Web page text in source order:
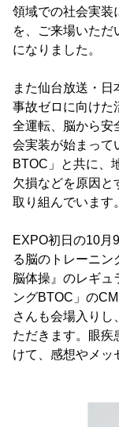
領域での社会実装
を、ご来場いただ
になりました。
また仙台放送・
事故ゼロに向けた
全運転、脳から安
会実装が始まって
BTOC」と共に、
欠損などを原因と
取り組んでいます。
EXPO初日の10月
る脳のトレーニン
脳体操』のレギ
ングBTOC」の
さんも会場入りし
ただきます。眼疾
けて、感想やメッ